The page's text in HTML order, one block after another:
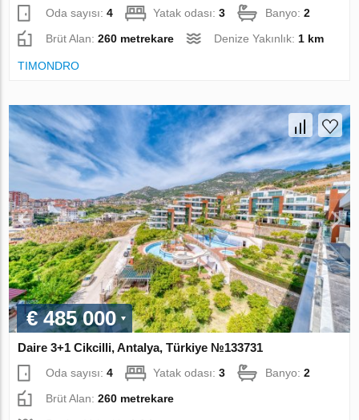
Oda sayısı:4 Yatak odası:3 Banyo:2
Brüt Alan:260 metrekare Denize Yakınlık:1 km
TIMONDRO
€ 485 000
Daire 3+1 Cikcilli, Antalya, Türkiye №133731
Oda sayısı:4 Yatak odası:3 Banyo:2
Brüt Alan:260 metrekare